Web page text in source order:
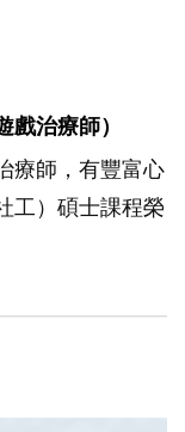
治療師）
療師，有豐富心
工）碩士課程榮